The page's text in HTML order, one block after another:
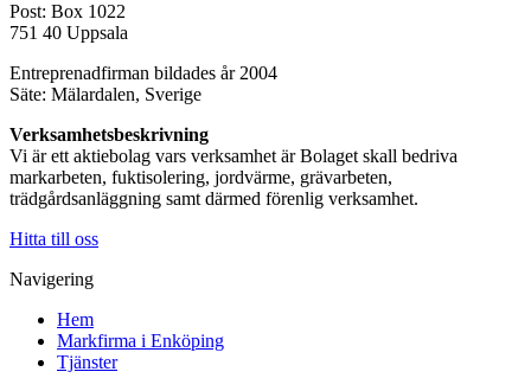
Post: Box 1022
751 40 Uppsala
Entreprenadfirman bildades år 2004
Säte: Mälardalen, Sverige
Verksamhetsbeskrivning
Vi är ett aktiebolag vars verksamhet är Bolaget skall bedriva
markarbeten, fuktisolering, jordvärme, grävarbeten,
trädgårdsanläggning samt därmed förenlig verksamhet.
Hitta till oss
Navigering
Hem
Markfirma i Enköping
Tjänster